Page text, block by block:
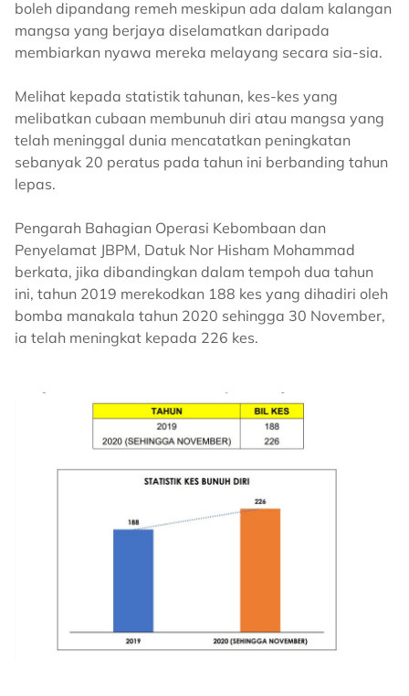
boleh dipandang remeh meskipun ada dalam kalangan
mangsa yang berjaya diselamatkan daripada
membiarkan nyawa mereka melayang secara sia-sia.
Melihat kepada statistik tahunan, kes-kes yang
melibatkan cubaan membunuh diri atau mangsa yang
telah meninggal dunia mencatatkan peningkatan
sebanyak 20 peratus pada tahun ini berbanding tahun
lepas.
Pengarah Bahagian Operasi Kebombaan dan
Penyelamat JBPM, Datuk Nor Hisham Mohammad
berkata, jika dibandingkan dalam tempoh dua tahun
ini, tahun 2019 merekodkan 188 kes yang dihadiri oleh
bomba manakala tahun 2020 sehingga 30 November,
ia telah meningkat kepada 226 kes.